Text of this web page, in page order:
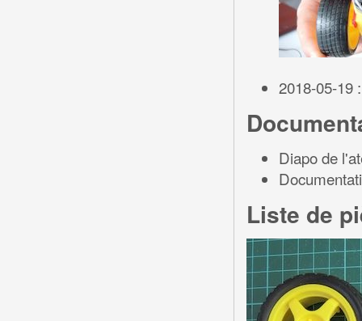
2018-05-19
Diapo de
Liste de